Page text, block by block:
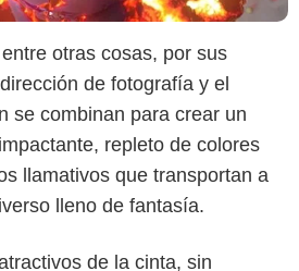
otras cosas, por sus
de fotografía y el
se combinan para crear un
repleto de colores
llamativos que transportan a
lleno de fantasía.
de la cinta, sin
Netflix